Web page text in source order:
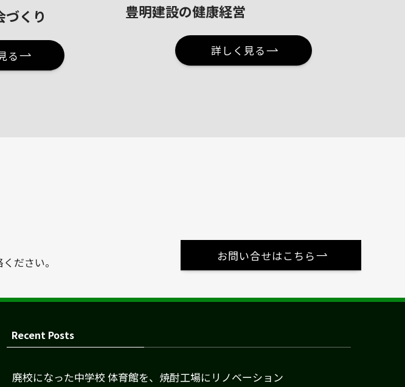
づくり
る
豊明建設の健康経営
詳しく見る
ださい。 お問い合せはこちら
Recent Posts
廃校になった中学校 体育館を、焼酎工場にリノベーション